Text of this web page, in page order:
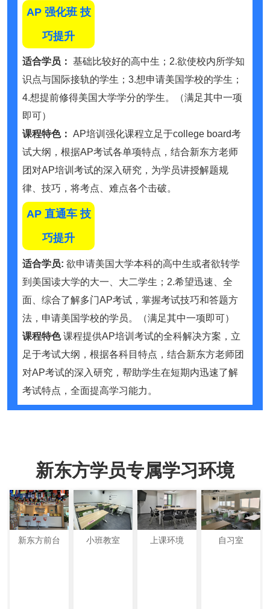
AP 强化班 技
巧提升
适合学员： 基础比较好的高中生；2.欲使校内所学知
识点与国际接轨的学生；3.想申请美国学校的学生；
4.想提前修得美国大学学分的学生。（满足其中一项
即可）
课程特色： AP培训强化课程立足于college board考
试大纲，根据AP考试各单项特点，结合新东方老师
团对AP培训考试的深入研究，为学员讲授解题规
律、技巧，将考点、难点各个击破。
AP 直通车 技
巧提升
适合学员: 欲申请美国大学本科的高中生或者欲转学
到美国读大学的大一、大二学生；2.希望迅速、全
面、综合了解多门AP考试，掌握考试技巧和答题方
法，申请美国学校的学员。（满足其中一项即可）
课程特色课程提供AP培训考试的全科解决方案，立
足于考试大纲，根据各科目特点，结合新东方老师团
对AP考试的深入研究，帮助学生在短期内迅速了解
考试特点，全面提高学习能力。
新东方学员专属学习环境
新东方前台 小班教室 上课环境 自习室